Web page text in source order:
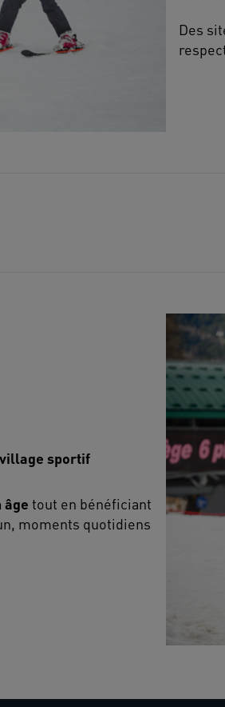
Des
sportif
âge tout en bénéficiant
moments quotidiens